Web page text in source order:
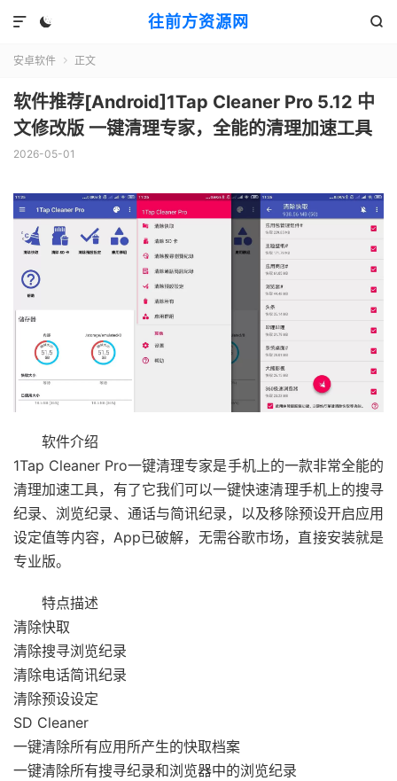
往前方资源网
 

安卓软件  正文
软件推荐[Android]1Tap Cleaner Pro 5.12 中
文修改版 一键清理专家，全能的清理加速工具
2026-05-01
软件介绍
1Tap Cleaner Pro一键清理专家是手机上的一款非常全能的
清理加速工具，有了它我们可以一键快速清理手机上的搜寻
纪录、浏览纪录、通话与简讯纪录，以及移除预设开启应用
设定值等内容，App已破解，无需谷歌市场，直接安装就是
专业版。
特点描述
清除快取
清除搜寻浏览纪录
清除电话简讯纪录
清除预设设定
SD Cleaner
一键清除所有应用所产生的快取档案
一键清除所有搜寻纪录和浏览器中的浏览纪录